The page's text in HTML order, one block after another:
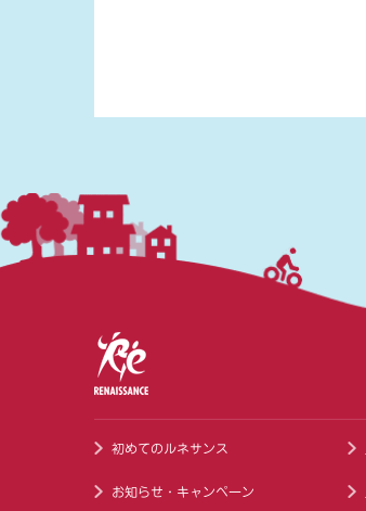
初めてのルネサンス
お知らせ・キャンペーン